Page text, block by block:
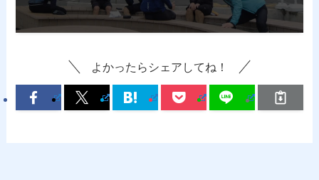
よかったらシェアしてね！